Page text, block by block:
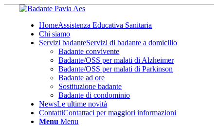
HomeAssistenza Educativa Sanitaria
Chi siamo
Servizi badanteServizi di badante a domicilio
Badante convivente
Badante/OSS per malati di Alzheimer
Badante/OSS per malati di Parkinson
Badante ad ore
Sostituzione badante
Badante di condominio
NewsLe ultime novità
ContattiContattaci per maggiori informazioni
Menu Menu